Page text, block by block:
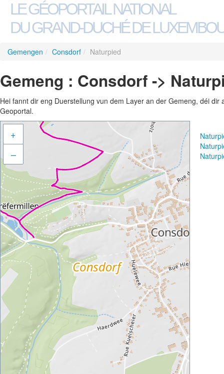
LE GÉOPORTAIL NATIONAL
DU GRAND-DUCHÉ DE
Gemengen / Consdorf / Naturpied
Gemeng : Consdorf ->
Hei fannt dir eng Duerstellung vun dem Layer an der Gemeng, déi
Geoportal.
+
–